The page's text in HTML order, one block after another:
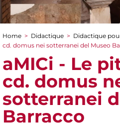
You are here
Home > Didactique > Didactique
cd. domus nei sotterranei del Museo
aMICi - Le
cd. domus
sotterranei
Barracco